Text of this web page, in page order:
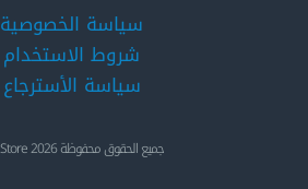
سياسة الخصوصية
شروط الاستخدام
سياسة الأسترجاع
جميع الحقوق محفوظة 2026 KCS Store ©